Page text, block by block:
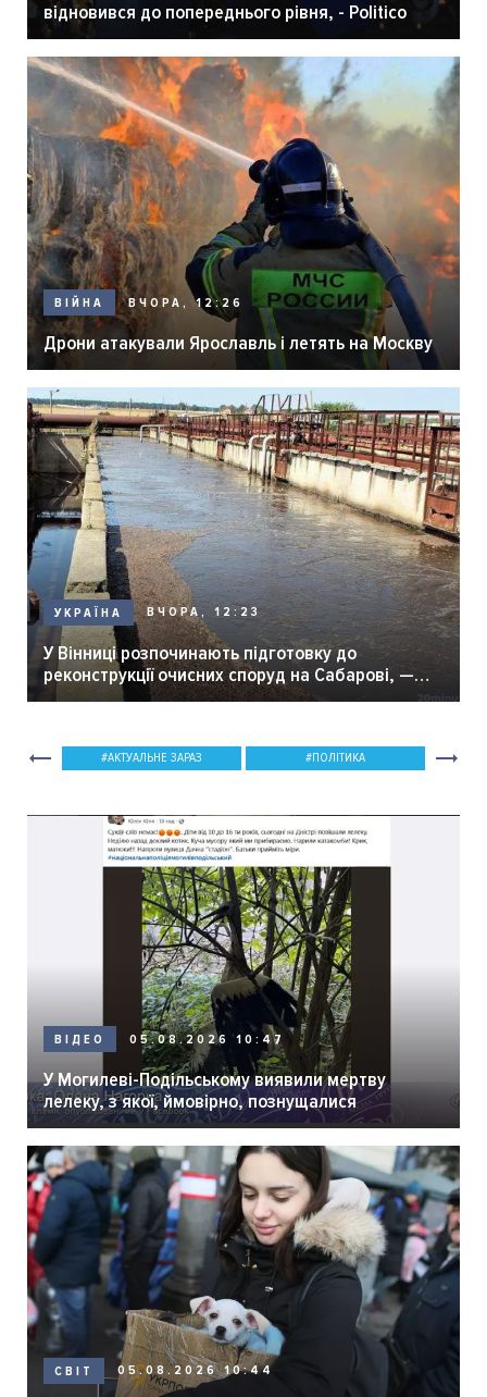
відновився до попереднього рівня, - Politico
ВІЙНА ВЧОРА, 12:26
Дрони атакували Ярославль і летять на Москву
УКРАЇНА ВЧОРА, 12:23
У Вінниці розпочинають підготовку до
реконструкції очисних споруд на Сабарові, —
мер Вінниці.
АКТУАЛЬНЕ ЗАРАЗ ПОЛІТИКА
ВІДЕО 05.08.2026 10:47
У Могилеві-Подільському виявили мертву
лелеку, з якої, ймовірно, познущалися
СВІТ 05.08.2026 10:44